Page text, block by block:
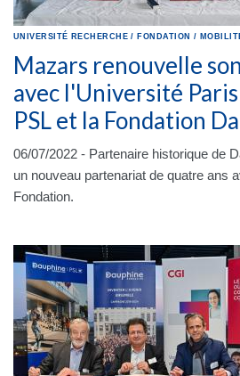
UNIVERSITÉ RECHERCHE / FONDATION /
Mazars renouvelle
avec l'Université
PSL et la Fondation
06/07/2022 - Partenaire historique de
un nouveau partenariat de quatre ans
Fondation.